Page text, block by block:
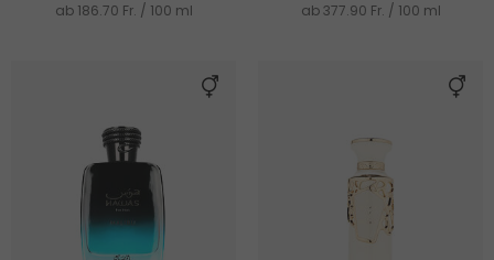
ab 186.70 Fr. / 100 ml ab 377.90 Fr. / 100 ml